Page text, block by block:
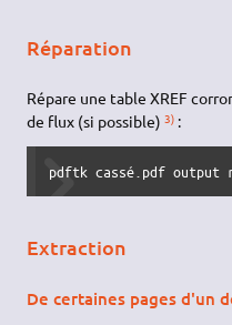
Réparation
Répare une table XREF
de flux (si possible)3) :
pdftk cassé.pdf output
Extraction
De certaines pages d'un